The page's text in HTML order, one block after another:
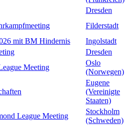
Dresden
Filderstadt
mit BM Hindernis
Ingolstadt
Dresden
Meeting
Oslo
(Norwegen)
Eugene
(Vereinigte
Staaten)
League Meeting
Stockholm
(Schweden)